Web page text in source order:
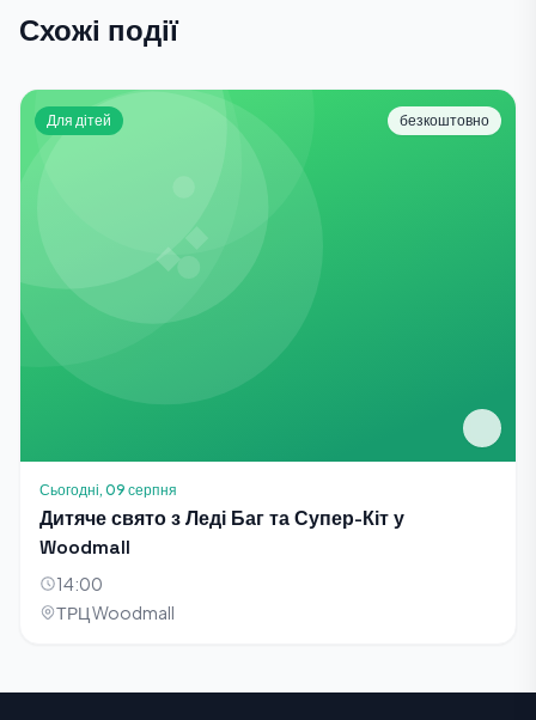
Схожі події
Для дітей безкоштовно
Сьогодні, 09 серпня
Дитяче свято з Леді Баг та Супер-Кіт у
Woodmall
14:00
ТРЦ Woodmall